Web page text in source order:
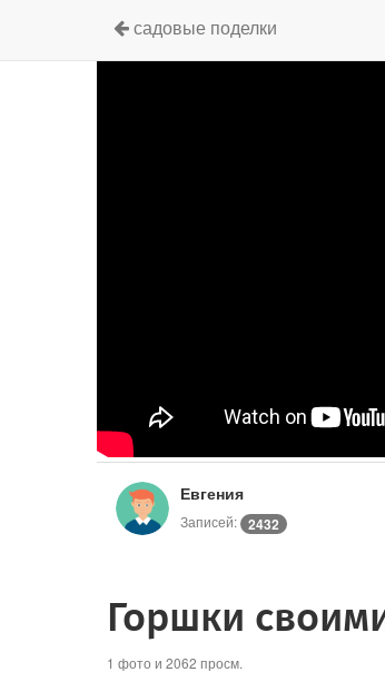
садовые поделки
Евгения
Записей: 2432
Горшки
1 фото и 2062 просм.